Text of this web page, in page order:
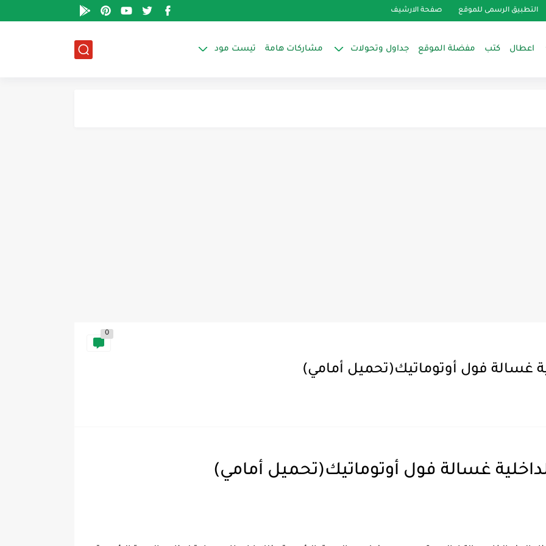
التطبيق الرسمى للموقع صفحة الارشيف
اعطال كتب مفضلة الموقع جداول وتحولات مشاركات هامة تيست مود
0
غسالة فول أوتوماتيك(تحميل أمامي)
غسالة فول أوتوماتيك(تحميل أمامي)